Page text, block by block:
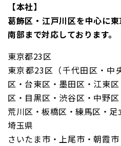
【本社】
葛飾区・江戸川区を中心に
南部まで対応しております。
東京都23区
東京都23区（千代田区・中
区・台東区・墨田区・江東
区・目黒区・渋谷区・中野
荒川区・板橋区・練馬区・足
埼玉県
さいたま市・上尾市・朝霞